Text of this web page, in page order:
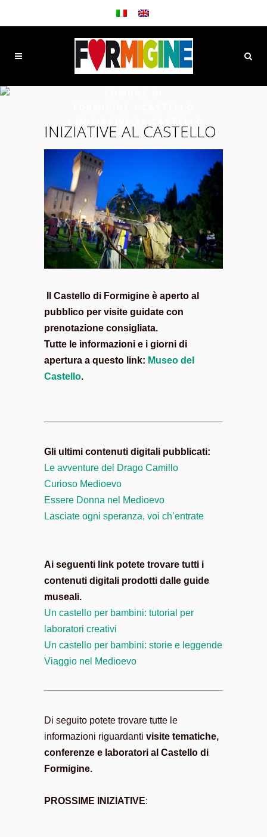
INIZIATIVE AL CASTELLO
Il Castello di Formigine è aperto al
pubblico per visite guidate con
prenotazione consigliata.
Tutte le informazioni e i giorni di
apertura a questo link: Museo del
Castello.
Gli ultimi contenuti digitali pubblicati:
Le avventure del Drago Camillo
Curioso Medioevo
Essere Donna nel Medioevo
Lasciate ogni speranza, voi ch’entrate
Ai seguenti link potete trovare tutti i
contenuti digitali prodotti dalle guide
museali.
Un castello per bambini: tutorial per
laboratori creativi
Un castello per bambini: storie e leggende
Viaggio nel Medioevo
Di seguito potete trovare tutte le
informazioni riguardanti visite tematiche,
conferenze e laboratori al Castello di
Formigine.
PROSSIME INIZIATIVE: